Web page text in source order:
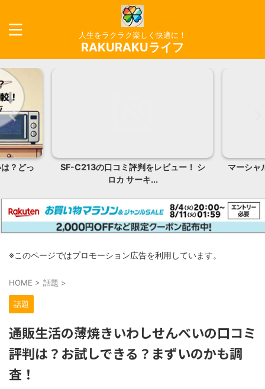
人生をラクラク楽しく快適に！
RAKURAKUライフ
ー！ シ
マーシャル アクトン3とアクトン2の5つ
の違いを比較！...
ES-
※このページではプロモーション広告を利用しています。
HOME > 話題 >
話題
通販生活の薄焼きいわしせんべいの口コミ
評判は？お試しできる？まずいのかも調
査！